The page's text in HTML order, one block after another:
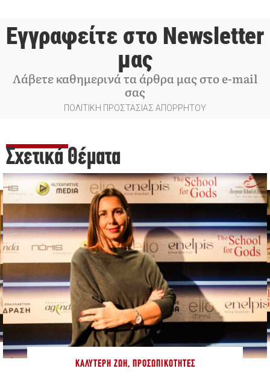
Εγγραφείτε στο Newsletter
μας
Λάβετε καθημερινά τα άρθρα μας στο e-mail
σας
ΠΟΛΙΤΙΚΗ ΠΡΟΣΤΑΣΙΑΣ ΑΠΟΡΡΗΤΟΥ
Σχετικά Θέματα
ΚΑΛΎΤΕΡΗ ΖΩΉ, ΠΡΟΣΩΠΙΚΌΤΗΤΕΣ